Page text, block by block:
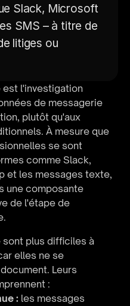
Slack, Microsoft
SMS – à titre de
litiges ou
est l'investigation
de messagerie
plutôt qu'aux
À mesure que
se sont
comme Slack,
et les messages texte,
une composante
de l'étape de
sont plus difficiles à
elles ne se
Leurs
:
: les messages